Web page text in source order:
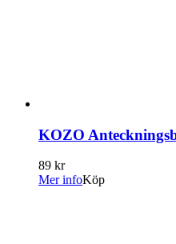
KOZO
89 kr
Mer infoKöp